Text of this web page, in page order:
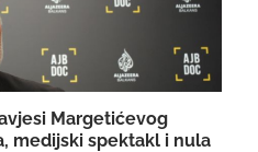
Margetićevog
medijski spektakl i nula